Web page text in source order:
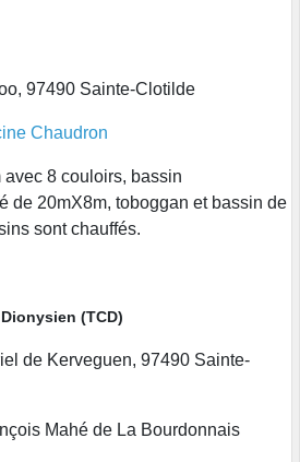
97490 Sainte-Clotilde
Chaudron
8 couloirs, bassin
de 20mX8m, toboggan et bassin de
sont chauffés.
(TCD)
de Kerveguen, 97490 Sainte-
Mahé de La Bourdonnais